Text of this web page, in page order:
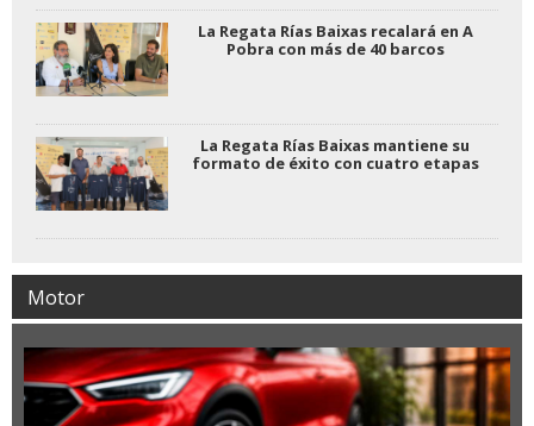
La Regata Rías Baixas recalará en A
Pobra con más de 40 barcos
La Regata Rías Baixas mantiene su
formato de éxito con cuatro etapas
Motor